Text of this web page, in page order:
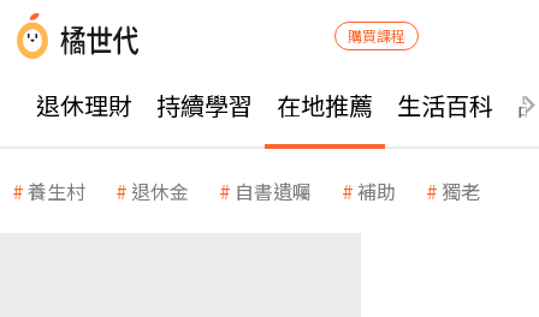
購買課程
退休理財 持續學習 在地推薦 生活百科
養生村 退休金 自書遺囑 補助 獨老